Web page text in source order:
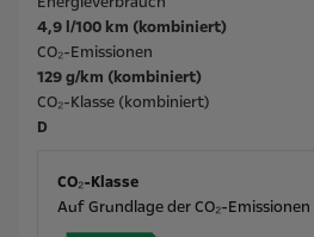
4,9 l/100 km (kombiniert)
CO₂-Emissionen
129 g/km (kombiniert)
CO₂-Klasse (kombiniert)
D
CO₂-Klasse
Auf Grundlage der CO₂-Emissionen